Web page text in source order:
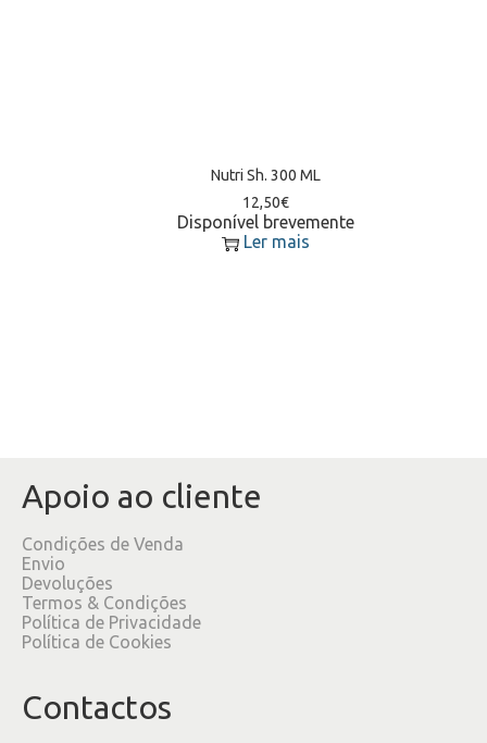
Nutri Sh. 300 ML
12,50€
Disponível brevemente
Ler mais
Apoio ao cliente
Condições de Venda
Envio
Devoluções
Termos & Condições
Política de Privacidade
Política de Cookies
Contactos